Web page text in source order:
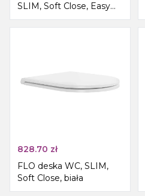
SLIM, Soft Close, Easy
Take, petrol
828.70 zł
FLO deska WC, SLIM,
Soft Close, biała